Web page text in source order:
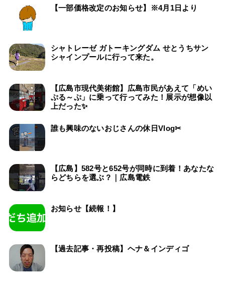
【一部価格改定のお知らせ】※4月1日より
シャトレーゼ ガトーキングダム せとうちサン
シャインプールに行って来た。
【広島市現代美術館】広島市民があえて「めい
ぷる～ぷ」に乗って行ってみた！展示が想像以
上だった✨
誰も興味のないおじさんの休日Vlog✂
【広島】582号と652号が同時に到着！あなたな
らどちらを選ぶ？｜広島電鉄
お知らせ【続報！】
【過去記事・再投稿】ヘナ＆インディゴ